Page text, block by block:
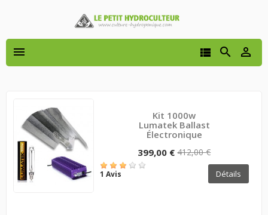
 


Kit 1000w
Lumatek Ballast
Électronique
399,00 € 412,00 €
1 Avis Détails